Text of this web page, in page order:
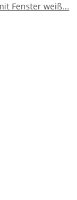
im Postverkehr